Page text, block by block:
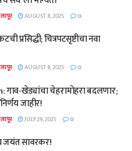
AUGUST 8, 2025 0
प्रसिद्धी; चित्रपटसृष्टीचा नवा
AUGUST 8, 2025 0
खेड्यांचा चेहरामोहरा बदलणार;
जाहीर!
JULY 29, 2025 0
जयंत सावरकर!